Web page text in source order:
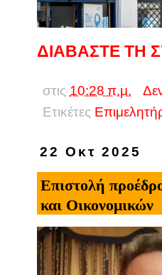
ΔΙΑΒΑΣΤΕ ΤΗ
στις 10:28 π.μ.
Ετικέτες
22 Οκτ 2025
Επιστολή
και Οικονομικών